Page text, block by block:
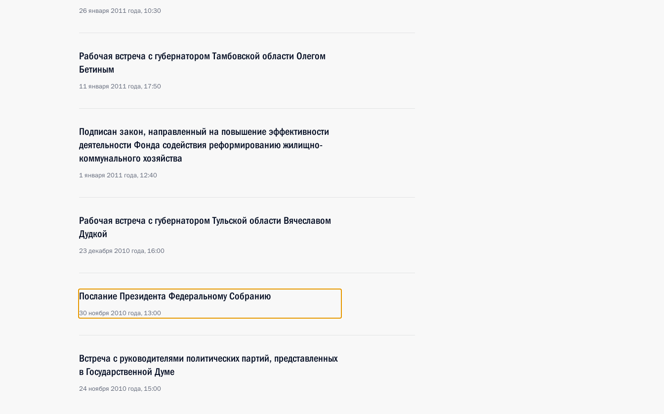
26 января 2011 года, 10:30
Рабочая встреча с губернатором Тамбовской области Олегом
Бетиным
11 января 2011 года, 17:50
Подписан закон, направленный на повышение эффективности
деятельности Фонда содействия реформированию жилищно-
коммунального хозяйства
1 января 2011 года, 12:40
Рабочая встреча с губернатором Тульской области Вячеславом
Дудкой
23 декабря 2010 года, 16:00
Послание Президента Федеральному Собранию
30 ноября 2010 года, 13:00
Встреча с руководителями политических партий, представленных
в Государственной Думе
24 ноября 2010 года, 15:00